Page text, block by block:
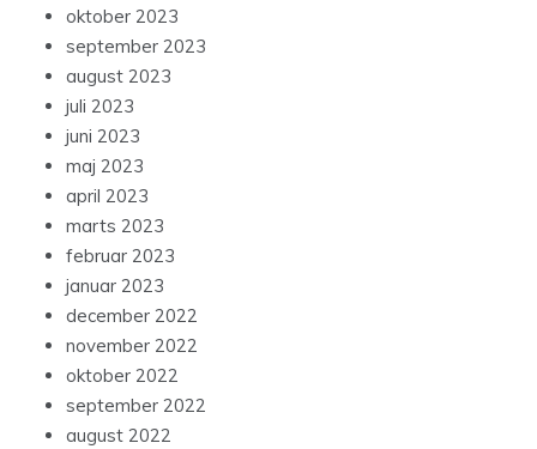
oktober 2023
september 2023
august 2023
juli 2023
juni 2023
maj 2023
april 2023
marts 2023
februar 2023
januar 2023
december 2022
november 2022
oktober 2022
september 2022
august 2022